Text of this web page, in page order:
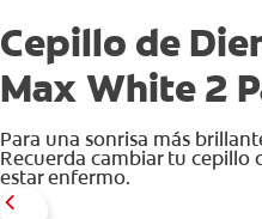
Cepillo de
Max White 2
Para una sonrisa más
Recuerda cambiar tu cepillo
estar enfermo.